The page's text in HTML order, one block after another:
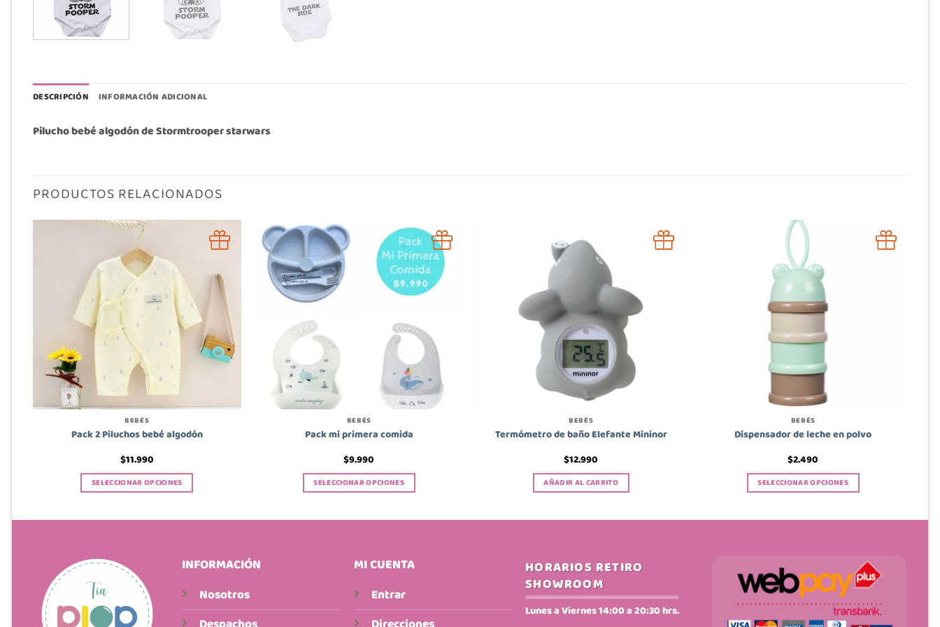
DESCRIPCIÓN INFORMACIÓN ADICIONAL
Pilucho bebé algodón de Stormtrooper starwars
PRODUCTOS RELACIONADOS
BEBÉS
Pack 2 Piluchos bebé algodón
$11.990
SELECCIONAR OPCIONES
Las
opciones
pueden
BEBÉS
Pack mi primera comida
$9.990
SELECCIONAR OPCIONES
variantes.
opciones
se
pueden
BEBÉS
Termómetro de baño Elefante Mininor
$12.990
AÑADIR AL CARRITO
BEBÉS
Dispensador de leche en polvo
$2.490
SELECCIONAR OPCIONES
Las
opciones
se
pueden
INFORMACIÓN
Nosotros
MI CUENTA
Entrar
HORARIOS RETIRO
SHOWROOM
Lunes a Viernes 14:00 a 20:30 hrs.